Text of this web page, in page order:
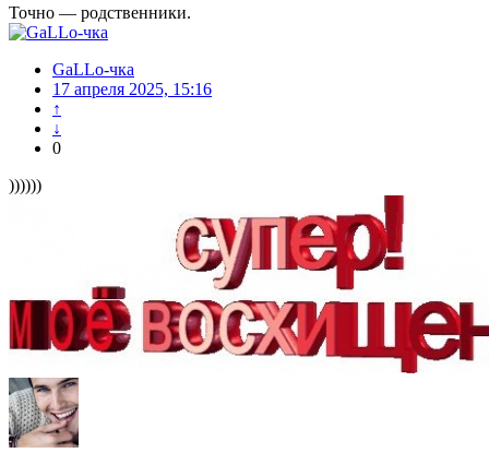
Точно — родственники.
GaLLo-чка
17 апреля 2025, 15:16
↑
↓
0
))))))